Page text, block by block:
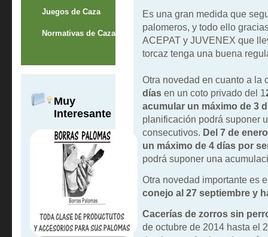
Juegos de Caza
Normativas de Caza
Muy
Interesante
Es una gran medida que
palomeros, y todo ello
ACEPAT y JUVENEX que
torcaz tenga una buena
Otra novedad en cuanto a la
díasen un coto privado del 1
acumular un máximo de 3
planificación podrá suponer
consecutivos. Del 7 de
un máximo de 4 días por
podrá suponer una
Otra novedad importante es
conejo al 27 septiembre y
Cacerías de zorros sin
de octubre de 2014 hasta el